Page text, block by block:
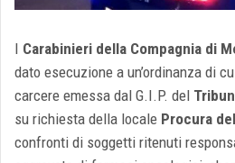
I Carabinieri della Compagnia di
dato esecuzione a un’ordinanza di
carcere emessa dal G.I.P. del
su richiesta della locale Procura
confronti di soggetti ritenuti